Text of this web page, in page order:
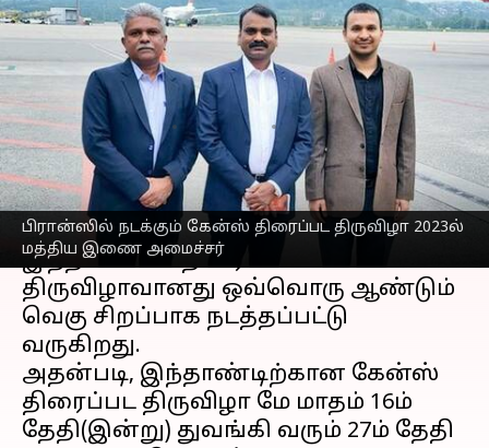
பிரான்ஸில் நடக்கும் கேன்ஸ் திரைப்பட திருவிழா 2023ல்
மத்திய இணை அமைச்சர்
பிரான்ஸில் நடக்கும்
கேன்ஸ் திரைப்பட
திருவிழா 2023
எழுதியவர் Nivetha P May 16, 2023 03:03 pm
செய்தி முன்னோட்டம்
பிரான்ஸ்நாட்டில் ஒவ்வொரு ஆண்டும்
இந்த கேன்ஸ் திரைப்பட
திருவிழாவானது ஒவ்வொரு ஆண்டும்
வெகு சிறப்பாக நடத்தப்பட்டு
வருகிறது.
அதன்படி, இந்தாண்டிற்கான கேன்ஸ்
திரைப்பட திருவிழா மே மாதம் 16ம்
தேதி(இன்று) துவங்கி வரும் 27ம் தேதி